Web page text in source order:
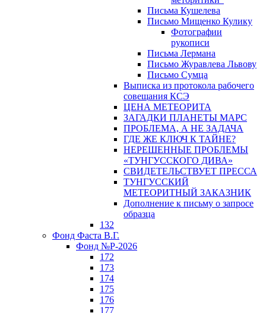
Письма Кушелева
Письмо Мищенко Кулику
Фотографии
рукописи
Письма Лермана
Письмо Журавлева Львову
Письмо Сумца
Выписка из протокола рабочего
совещания КСЭ
ЦЕНА МЕТЕОРИТА
ЗАГАДКИ ПЛАНЕТЫ МАРС
ПРОБЛЕМА, А НЕ ЗАДАЧА
ГДЕ ЖЕ КЛЮЧ К ТАЙНЕ?
НЕРЕШЕННЫЕ ПРОБЛЕМЫ
«ТУНГУССКОГО ДИВА»
СВИДЕТЕЛЬСТВУЕТ ПРЕССА
ТУНГУССКИЙ
МЕТЕОРИТНЫЙ ЗАКАЗНИК
Дополнение к письму о запросе
образца
132
Фонд Фаста В.Г.
Фонд №Р-2026
172
173
174
175
176
177